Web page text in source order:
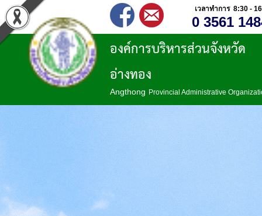
เวลาทำการ 8:30 -
0 3561
องค์การบริหารส่วนจังหวัด
อ่างทอง
Angthong Provincial Administrative